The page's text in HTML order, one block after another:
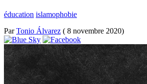
éducation islamophobie
ParTonio Álvarez ( 8 novembre 2020)